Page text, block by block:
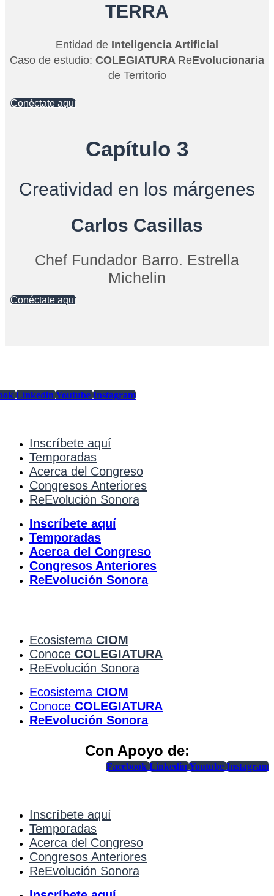
TERRA
Entidad de Inteligencia Artificial
Caso de estudio: COLEGIATURA ReEvolucionaria
de Territorio
Conéctate aquí
Capítulo 3
Creatividad en los márgenes
Carlos Casillas
Chef Fundador Barro. Estrella
Michelin
Conéctate aquí
Linkedin Youtube Instagram
Inscríbete aquí
Temporadas
Acerca del Congreso
Congresos Anteriores
ReEvolución Sonora
Inscríbete aquí
Temporadas
Acerca del Congreso
Congresos Anteriores
ReEvolución Sonora
Ecosistema CIOM
Conoce COLEGIATURA
ReEvolución Sonora
Ecosistema CIOM
Conoce COLEGIATURA
ReEvolución Sonora
Con Apoyo de:
Facebook Linkedin Youtube Instagram
Inscríbete aquí
Temporadas
Acerca del Congreso
Congresos Anteriores
ReEvolución Sonora